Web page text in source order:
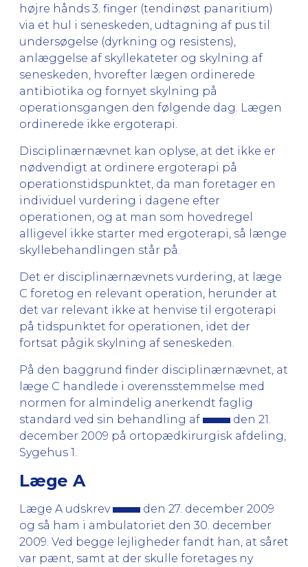
højre hånds 3. finger (tendinøst panaritium)
via et hul i seneskeden, udtagning af pus til
undersøgelse (dyrkning og resistens),
anlæggelse af skyllekateter og skylning af
seneskeden, hvorefter lægen ordinerede
antibiotika og fornyet skylning på
operationsgangen den følgende dag. Lægen
ordinerede ikke ergoterapi.
Disciplinærnævnet kan oplyse, at det ikke er
nødvendigt at ordinere ergoterapi på
operationstidspunktet, da man foretager en
individuel vurdering i dagene efter
operationen, og at man som hovedregel
alligevel ikke starter med ergoterapi, så længe
skyllebehandlingen står på.
Det er disciplinærnævnets vurdering, at læge
C foretog en relevant operation, herunder at
det var relevant ikke at henvise til ergoterapi
på tidspunktet for operationen, idet der
fortsat pågik skylning af seneskeden.
På den baggrund finder disciplinærnævnet, at
læge C handlede i overensstemmelse med
normen for almindelig anerkendt faglig
standard ved sin behandling af
den 21.
december 2009 på ortopædkirurgisk afdeling,
Sygehus 1.
Læge A
Læge A udskrev
den 27. december 2009
og så ham i ambulatoriet den 30. december
2009. Ved begge lejligheder fandt han, at såret
var pænt, samt at der skulle foretages ny